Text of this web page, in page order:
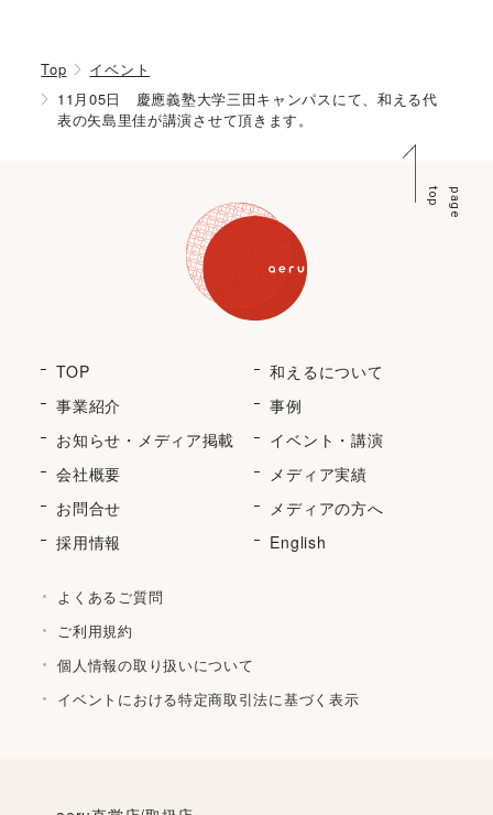
Top
イベント
11月05日 慶應義塾大学三田キャンパスにて、和える代
表の矢島里佳が講演させて頂きます。
p
a
g
e
t
o
p
TOP
和えるについて
事業紹介
事例
お知らせ・メディア掲載
イベント・講演
会社概要
メディア実績
お問合せ
メディアの方へ
採用情報
English
よくあるご質問
ご利用規約
個人情報の取り扱いについて
イベントにおける特定商取引法に基づく表示